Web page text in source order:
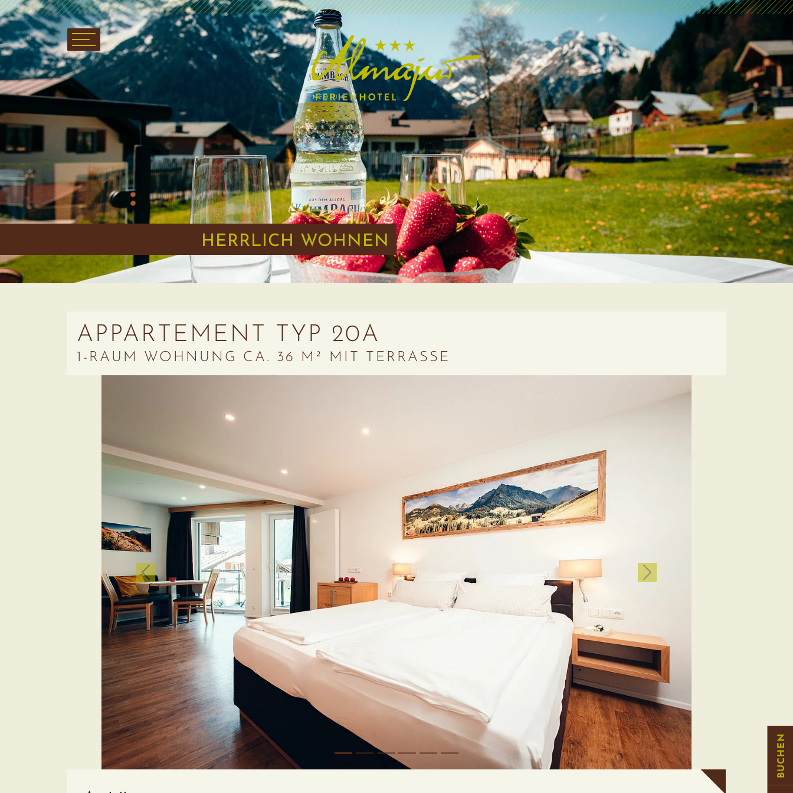
HERRLICH WOHNEN
APPARTEMENT TYP 20A
1-RAUM WOHNUNG CA. 36 M² MIT TERRASSE
zurück weiter
BUCHEN